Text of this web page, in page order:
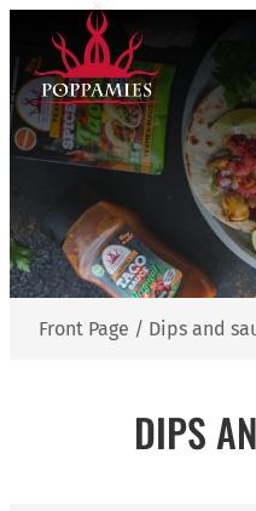
content
Front Page / Dips and
DIPS